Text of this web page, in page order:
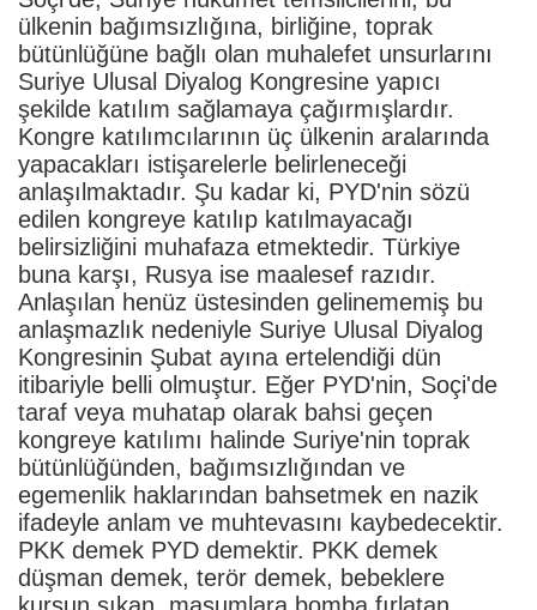
ülkenin bağımsızlığına, birliğine, toprak
bütünlüğüne bağlı olan muhalefet unsurlarını
Suriye Ulusal Diyalog Kongresine yapıcı
şekilde katılım sağlamaya çağırmışlardır.
Kongre katılımcılarının üç ülkenin aralarında
yapacakları istişarelerle belirleneceği
anlaşılmaktadır. Şu kadar ki, PYD'nin sözü
edilen kongreye katılıp katılmayacağı
belirsizliğini muhafaza etmektedir. Türkiye
buna karşı, Rusya ise maalesef razıdır.
Anlaşılan henüz üstesinden gelinememiş bu
anlaşmazlık nedeniyle Suriye Ulusal Diyalog
Kongresinin Şubat ayına ertelendiği dün
itibariyle belli olmuştur. Eğer PYD'nin, Soçi'de
taraf veya muhatap olarak bahsi geçen
kongreye katılımı halinde Suriye'nin toprak
bütünlüğünden, bağımsızlığından ve
egemenlik haklarından bahsetmek en nazik
ifadeyle anlam ve muhtevasını kaybedecektir.
PKK demek PYD demektir. PKK demek
düşman demek, terör demek, bebeklere